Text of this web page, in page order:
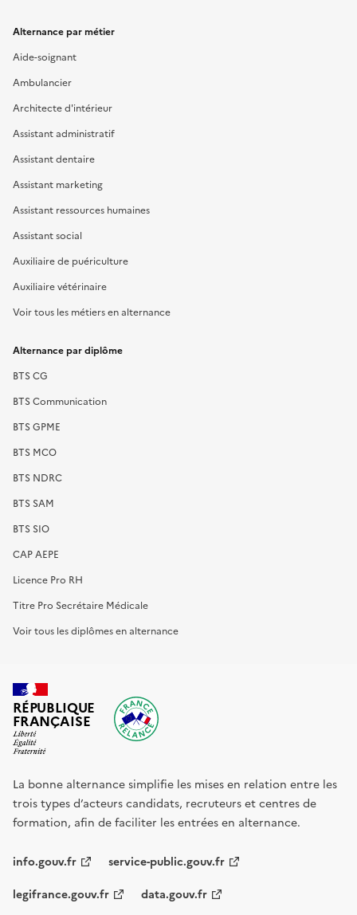
Alternance par métier
Aide-soignant
Ambulancier
Architecte d'intérieur
Assistant administratif
Assistant dentaire
Assistant marketing
Assistant ressources humaines
Assistant social
Auxiliaire de puériculture
Auxiliaire vétérinaire
Voir tous les métiers en alternance
Alternance par diplôme
BTS CG
BTS Communication
BTS GPME
BTS MCO
BTS NDRC
BTS SAM
BTS SIO
CAP AEPE
Licence Pro RH
Titre Pro Secrétaire Médicale
Voir tous les diplômes en alternance
RÉPUBLIQUE
FRANÇAISE
La bonne alternance simplifie les mises en relation entre les
trois types d’acteurs candidats, recruteurs et centres de
formation, afin de faciliter les entrées en alternance.
info.gouv.fr service-public.gouv.fr
legifrance.gouv.fr data.gouv.fr